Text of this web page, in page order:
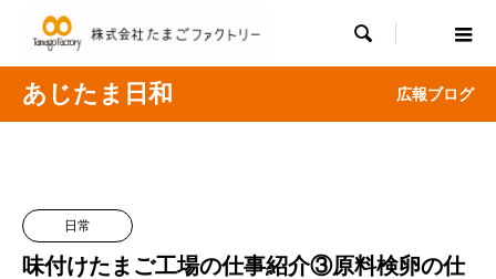

あじたま日和 広報ブログ
日常
味付けたまご工場の仕事紹介③原料検卵の仕